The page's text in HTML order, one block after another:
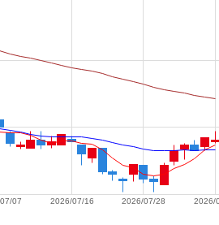
2026/
2026/07/28
2026/07/16
07